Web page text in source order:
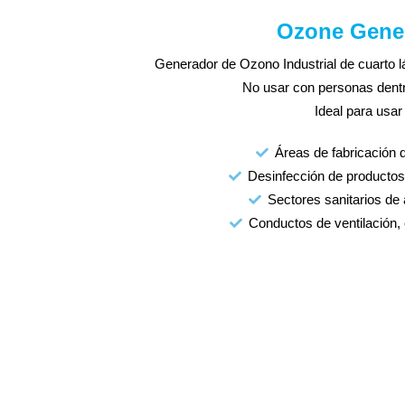
Ozone
Generador de Ozono Industrial de cuarto
No usar con personas
Ideal para usar
Áreas de fabricación
Desinfección de
Sectores sanitarios de
Conductos de